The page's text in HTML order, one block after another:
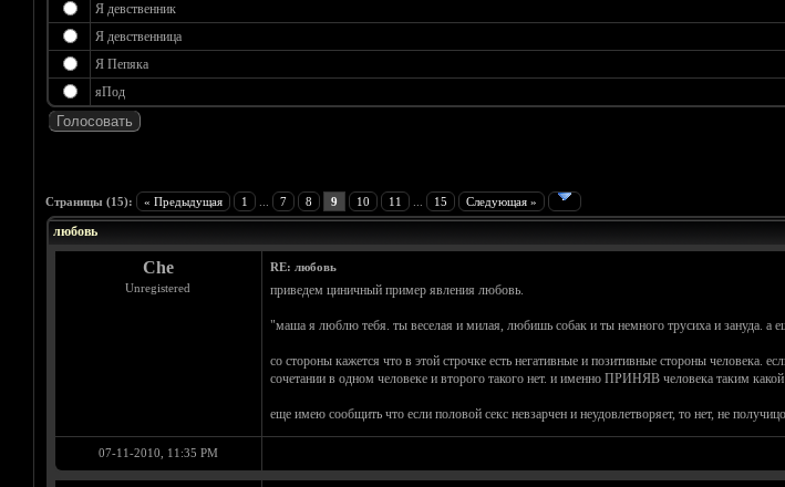
Я девственник
Я девственница
Я Пепяка
яПод
Страницы (15): « Предыдущая 1 7 8 9 10 11 15 Следующая »
Голосов: 0 - Средняя оценка: 0
1
2
3
4
5
любовь
Che
Unregistered
RE: любовь
приведем циничный пример явления любовь.
"маша я люблю тебя. ты веселая и милая, любишь собак и ты немного трусиха и зануда. а
со стороны кажется что в этой строчке есть негативные и позитивные стороны человека.
сочетании в одном человеке и второго такого нет. и именно ПРИНЯВ человека таким
еще имею сообщить что если половой секс невзарчен и неудовлетворяет, то нет, не
07-11-2010, 11:35 PM